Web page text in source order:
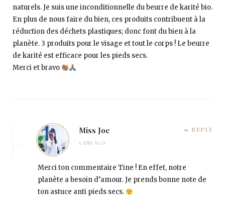
naturels. Je suis une inconditionnelle du beurre de karité bio.
En plus de nous faire du bien, ces produits contribuent à la
réduction des déchets plastiques; donc font du bien à la
planète. 3 produits pour le visage et tout le corps ! Le beurre
de karité est efficace pour les pieds secs.
Merci et bravo
Miss Joe
5 ANS AGO
REPLY
Merci ton commentaire Tine ! En effet, notre
planète a besoin d’amour. Je prends bonne note de
ton astuce anti pieds secs.